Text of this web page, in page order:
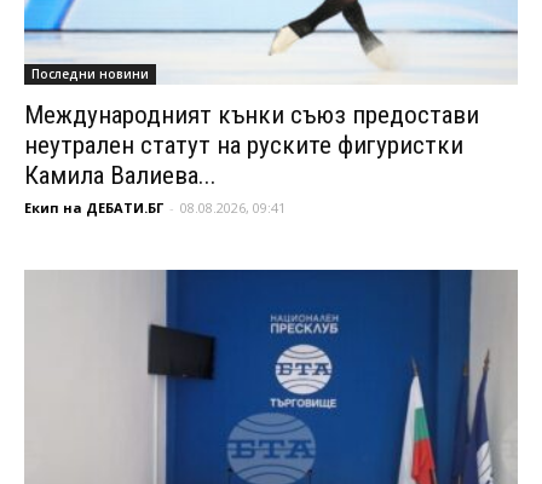
Последни новини
Международният кънки съюз предостави
неутрален статут на руските фигуристки
Камила Валиева...
Екип на ДЕБАТИ.БГ - 08.08.2026, 09:41